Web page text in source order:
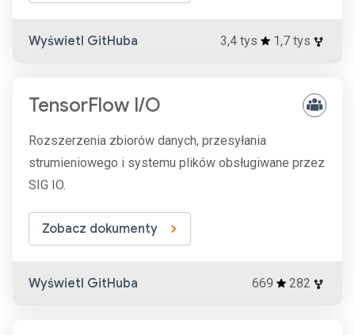
Wyświetl GitHuba 3,4 tys 1,7 tys
TensorFlow I/O
Rozszerzenia zbiorów danych, przesyłania
strumieniowego i systemu plików obsługiwane przez
SIG IO.
Zobacz dokumenty
Wyświetl GitHuba 669 282